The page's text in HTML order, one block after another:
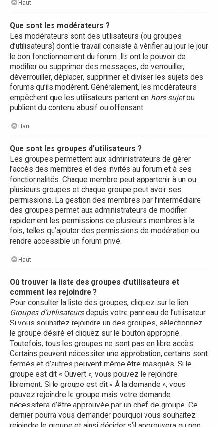
Haut
Que sont les modérateurs ?
Les modérateurs sont des utilisateurs (ou groupes
d’utilisateurs) dont le travail consiste à vérifier au jour le jour
le bon fonctionnement du forum. Ils ont le pouvoir de
modifier ou supprimer des messages, de verrouiller,
déverrouiller, déplacer, supprimer et diviser les sujets des
forums qu’ils modèrent. Généralement, les modérateurs
empêchent que les utilisateurs partent en hors-sujetou
publient du contenu abusif ou offensant.
Haut
Que sont les groupes d’utilisateurs ?
Les groupes permettent aux administrateurs de gérer
l’accès des membres et des invités au forum et à ses
fonctionnalités. Chaque membre peut appartenir à un ou
plusieurs groupes et chaque groupe peut avoir ses
permissions. La gestion des membres par l’intermédiaire
des groupes permet aux administrateurs de modifier
rapidement les permissions de plusieurs membres à la
fois, telles qu’ajouter des permissions de modération ou
rendre accessible un forum privé.
Haut
Où trouver la liste des groupes d’utilisateurs et
comment les rejoindre ?
Pour consulter la liste des groupes, cliquez sur le lien
Groupes d’utilisateursdepuis votre panneau de l’utilisateur.
Si vous souhaitez rejoindre un des groupes, sélectionnez
le groupe désiré et cliquez sur le bouton approprié.
Toutefois, tous les groupes ne sont pas en libre accès.
Certains peuvent nécessiter une approbation, certains sont
fermés et d’autres peuvent même être masqués. Si le
groupe est dit « Ouvert », vous pouvez le rejoindre
librement. Si le groupe est dit « À la demande », vous
pouvez rejoindre le groupe mais votre demande
nécessitera d’être approuvée par un chef de groupe. Ce
dernier pourra vous demander pourquoi vous souhaitez